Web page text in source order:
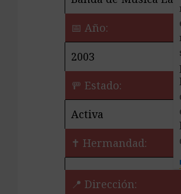
📅 Año:
2003
🚥 Estado:
Activa
✝️ Hermandad:
📍 Dirección: